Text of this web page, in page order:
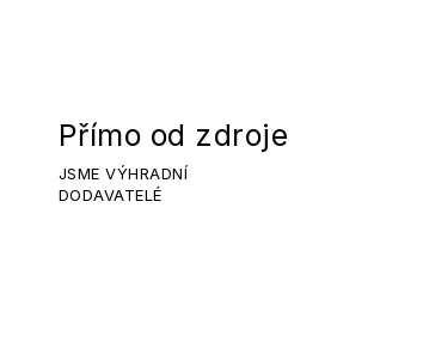
Přímo od zdroje
JSME VÝHRADNÍ
DODAVATELÉ